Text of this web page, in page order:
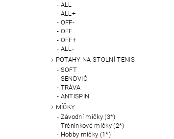
ALL
ALL+
OFF-
OFF
OFF+
ALL-
POTAHY NA STOLNÍ TENIS
SOFT
SENDVIČ
TRÁVA
ANTISPIN
MÍČKY
Závodní míčky (3*)
Tréninkové míčky (2*)
Hobby míčky (1*)